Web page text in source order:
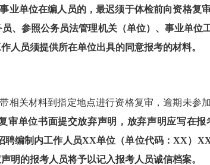
业单位在编人员的，最迟须于体检前向资格复
、参照公务员法管理机关（单位）、事业单位
人员须提供所在单位出具的同意报考的材料。
相关材料到指定地点进行资格复审，逾期未参
审单位书面提交放弃声明， 放弃声明应写在报
聘编制内工作人员XX单位（单位代码：XX）
明的报考人员将予以记入报考人员诚信档案。